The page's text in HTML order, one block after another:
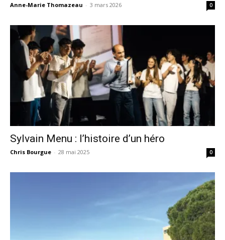
Anne-Marie Thomazeau - 3 mars 2026 0
Sylvain Menu : l’histoire d’un héro
Chris Bourgue - 28 mai 2025 0